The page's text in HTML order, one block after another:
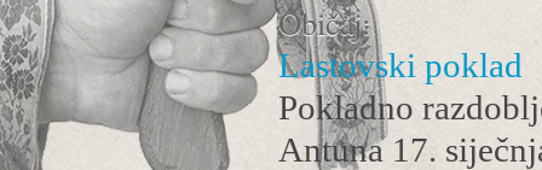
Običaj:
Lastovski poklad
Pokladno
Antuna 17.